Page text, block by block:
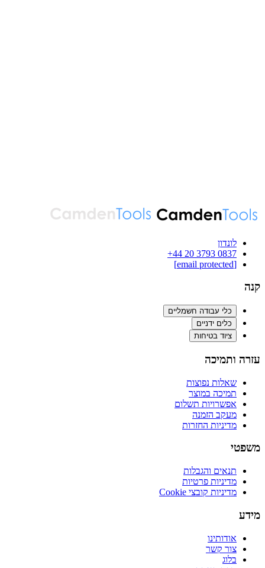
לונדון
‪+44 20 3793 0837‬
[email protected]
קנה
כלי עבודה חשמליים
כלים ידניים
ציוד בטיחות
עזרה ותמיכה
שאלות נפוצות
תמיכה במוצר
אפשרויות תשלום
מעקב הזמנה
מדיניות החזרות
משפטי
תנאים והגבלות
מדיניות פרטיות
מדיניות קובצי Cookie
מידע
אודותינו
צור קשר
בלוג